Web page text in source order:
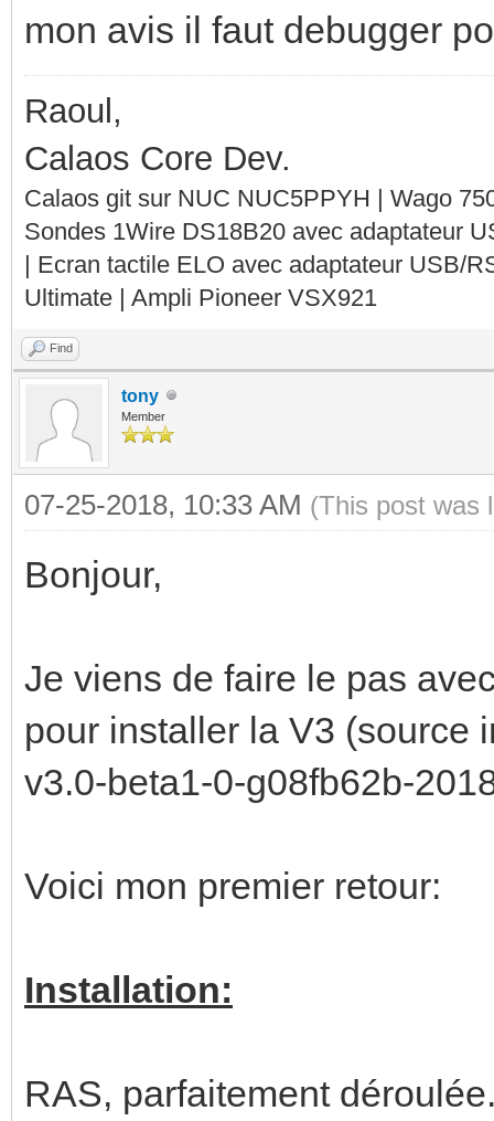
mon avis il faut debugger
Raoul,
Calaos Core Dev.
Calaos git sur NUC NUC5PPYH | Wago
Sondes 1Wire DS18B20 avec adaptateur
| Ecran tactile ELO avec adaptateur USB/
Ultimate | Ampli Pioneer VSX921
Find
tony
Member
07-25-2018, 10:33 AM (This post was
Bonjour,
Je viens de faire le pas
pour installer la V3 (source
v3.0-beta1-0-g08fb62b-
Voici mon premier retour:
Installation:
RAS, parfaitement